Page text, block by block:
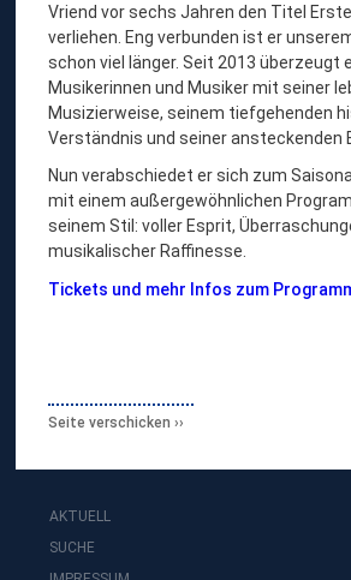
Vriend vor sechs Jahren den Titel
verliehen. Eng verbunden ist er
schon viel länger. Seit 2013 überzeugt
Musikerinnen und Musiker mit seiner
Musizierweise, seinem tiefgehenden
Verständnis und seiner ansteckenden
Nun verabschiedet er sich zum
mit einem außergewöhnlichen
seinem Stil: voller Esprit,
musikalischer Raffinesse.
Tickets und mehr Infos zum
Seite verschicken
AKTUELL
SUCHE